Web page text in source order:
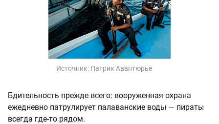
Источник: Патрик Авантюрье
Бдительность прежде всего: вооруженная охрана
ежедневно патрулирует палаванские воды — пираты
всегда где-то рядом.